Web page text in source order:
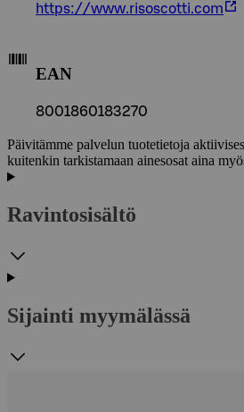
https://www.risoscotti.com
EAN
8001860183270
Päivitämme palvelun tuotetietoja
kuitenkin tarkistamaan ainesosat aina
Ravintosisältö
Sijainti myymälässä